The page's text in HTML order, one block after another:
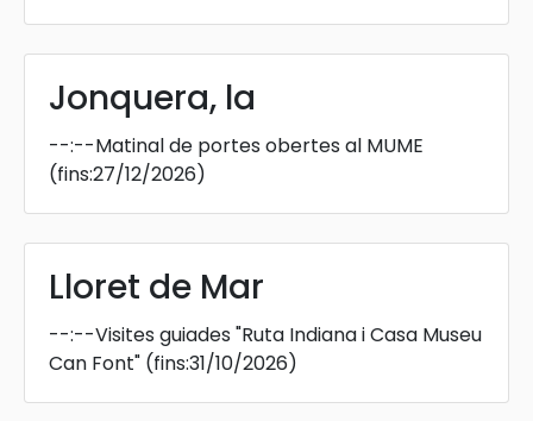
Jonquera, la
--:--Matinal de portes obertes al MUME
(fins:27/12/2026)
Lloret de Mar
--:--Visites guiades "Ruta Indiana i Casa Museu
Can Font" (fins:31/10/2026)